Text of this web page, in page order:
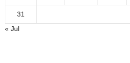
31
« Jul